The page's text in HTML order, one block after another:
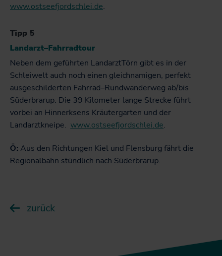
www.ostseefjordschlei.de.
Tipp 5
Landarzt–Fahrradtour
Neben dem geführten LandarztTörn gibt es in der
Schleiwelt auch noch einen gleichnamigen, perfekt
ausgeschilderten Fahrrad–Rundwanderweg ab/bis
Süderbrarup. Die 39 Kilometer lange Strecke führt
vorbei an Hinnerksens Kräutergarten und der
Landarztkneipe. www.ostseefjordschlei.de.
Ö: Aus den Richtungen Kiel und Flensburg fährt die
Regionalbahn stündlich nach Süderbrarup.
zurück